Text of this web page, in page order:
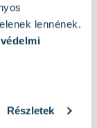
lennének.
Részletek